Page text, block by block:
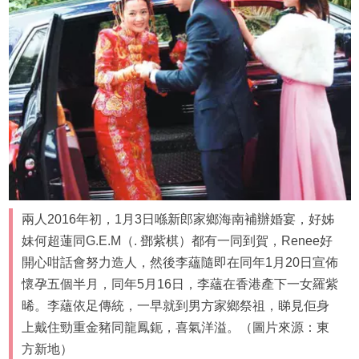
兩人2016年初，1月3日喺新郎家鄉海南補辦婚宴，好姊
妹何超蓮同G.E.M（. 鄧紫棋）都有一同到賀，Renee好
開心咁話會努力造人，然後李蘊隨即在同年1月20日宣佈
懷孕五個半月，同年5月16日，李蘊在香港產下一女羅紫
晞。李蘊依足傳統，一早就到男方家鄉祭祖，睇見佢身
上戴住勁重金豬同龍鳳鈪，喜氣洋溢。（圖片來源：東
方新地）